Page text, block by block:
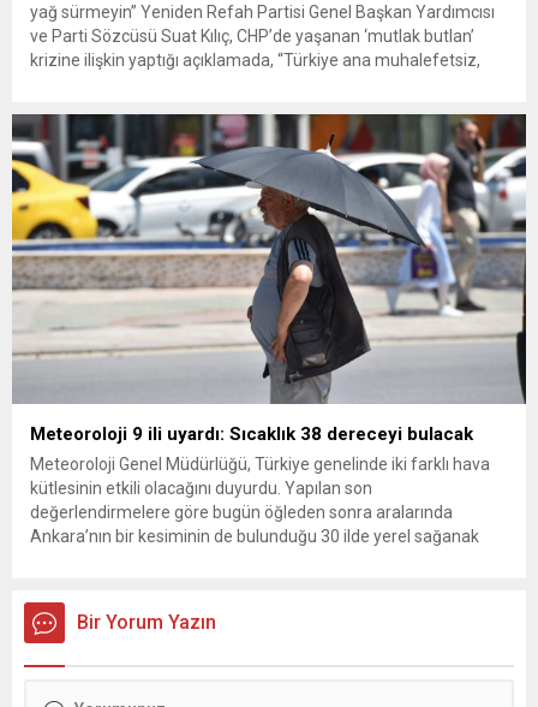
yağ sürmeyin” Yeniden Refah Partisi Genel Başkan Yardımcısı
ve Parti Sözcüsü Suat Kılıç, CHP’de yaşanan ‘mutlak butlan’
krizine ilişkin yaptığı açıklamada, “Türkiye ana muhalefetsiz,
olun. Türkiye’yi...
Meteoroloji 9 ili uyardı: Sıcaklık 38 dereceyi bulacak
Meteoroloji Genel Müdürlüğü, Türkiye genelinde iki farklı hava
kütlesinin etkili olacağını duyurdu. Yapılan son
değerlendirmelere göre bugün öğleden sonra aralarında
Ankara’nın bir kesiminin de bulunduğu 30 ilde yerel sağanak
üzerine çıkarak yaz değerlerine ulaşacak. Ayrıca...
Bir Yorum Yazın